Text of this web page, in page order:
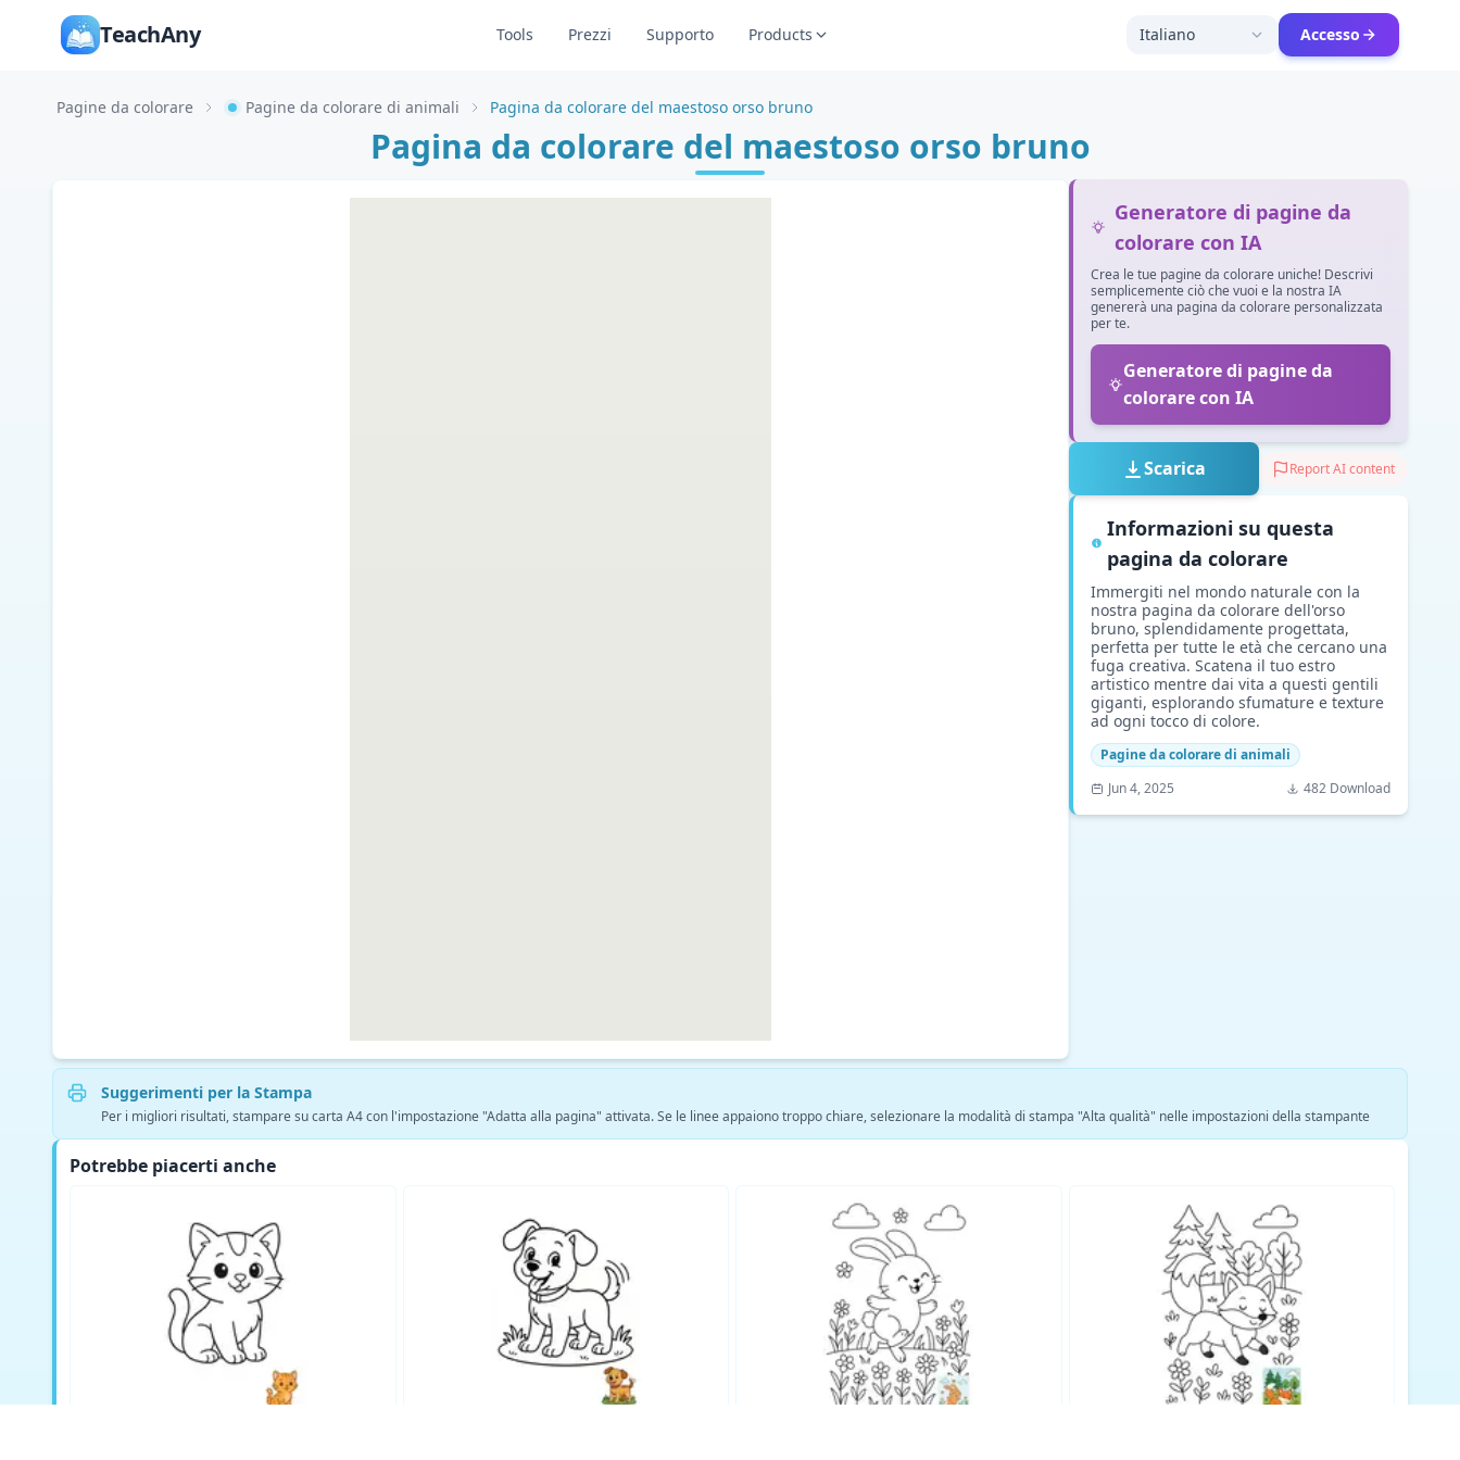
TeachAny Tools Prezzi Supporto Products Italiano Accesso
Pagine da colorare Pagine da colorare di animali Pagina da colorare del maestoso orso bruno
Pagina da colorare del maestoso orso bruno
Generatore di pagine da
colorare con IA
Crea le tue pagine da colorare uniche! Descrivi
semplicemente ciò che vuoi e la nostra IA
genererà una pagina da colorare personalizzata
per te.
Generatore di pagine da
colorare con IA
Scarica Report AI content
Informazioni su questa
pagina da colorare
Immergiti nel mondo naturale con la
nostra pagina da colorare dell'orso
bruno, splendidamente progettata,
perfetta per tutte le età che cercano una
fuga creativa. Scatena il tuo estro
artistico mentre dai vita a questi gentili
giganti, esplorando sfumature e texture
ad ogni tocco di colore.
Pagine da colorare di animali
Jun 4, 2025
482 Download
Suggerimenti per la Stampa
Per i migliori risultati, stampare su carta A4 con l'impostazione "Adatta alla pagina" attivata. Se le linee appaiono troppo chiare, selezionare la modalità di stampa "Alta qualità" nelle impostazioni della stampante
Potrebbe piacerti anche